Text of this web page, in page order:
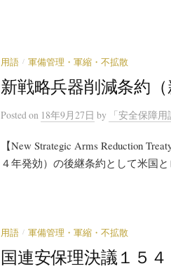
用語 / 軍備管理・軍縮・不拡散
新戦略兵器削減条約（
Postedon 18年9月27日 by 「安全保障
【New Strategic Arms Reduction
４年発効）の後継条約として米国
用語 / 軍備管理・軍縮・不拡散
国連安保理決議１５４